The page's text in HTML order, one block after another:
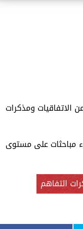
الاتفاقيات ومذكرات
مباحثات على مستوى
التفاهم